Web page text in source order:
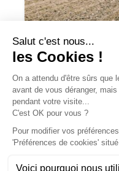
Mercedes
vraiment
ESSAIS